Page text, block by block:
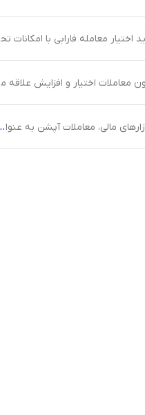
با دقت و سرعت بیشتر در بازار اختیار معامله فعالیت کنند و از فرصت‌های موجود نهایت بهره را ببرند. در ادامه، به نحوه دریافت دسترسی و ورود به کهکشان خواهیم پرداخت. جهت دسترسی به معاملات آپشن در […]
نیاز به سامانه‌های معاملاتی تخصصی و جامع بیش از پیش احساس می‌شود. در این راستا، کارگزاری فارابی به‌عنوان یکی از پیشگامان ارائه خدمات نوین در بازار سرمایه، از پلتفرم جدید معاملاتی خود با نام کهکشان رونمایی کرده است؛ پلتفرمی جهت انجام […]
ابزاری برای مدیریت ریسک و افزایش سودآوری مطرح است. یکی از مهم‌ترین مباحث مرتبط با این معاملات، فرآیند تسویه موقعیت‌های آپشن است.تسویه در این بازار به دو روش نقدی و فیزیکی انجام می‌شود که هر یک ویژگی‌ها و شرایط خاص خود را دارند. در تسویه نقدی، در صورتی […]